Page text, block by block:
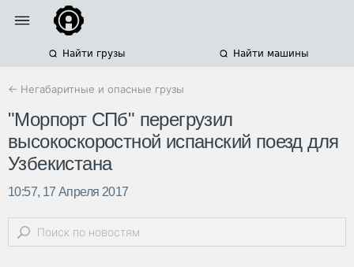
Найти грузы Найти машины
← Негабаритные и опасные грузы
"Морпорт СПб" перегрузил
высокоскоростной испанский поезд для
Узбекистана
10:57, 17 Апреля 2017